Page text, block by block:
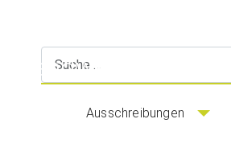
Ausschreibungen